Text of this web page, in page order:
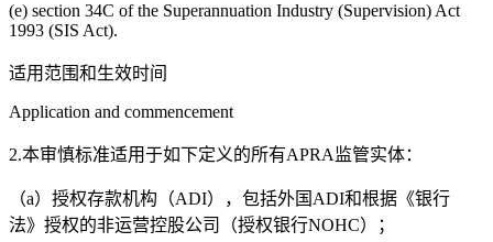
(e) section 34C of the Superannuation Industry (Supervision) Act
1993 (SIS Act).
适用范围和生效时间
Application and commencement
2.本审慎标准适用于如下定义的所有APRA监管实体：
（a）授权存款机构（ADI），包括外国ADI和根据《银行
法》授权的非运营控股公司（授权银行NOHC）；